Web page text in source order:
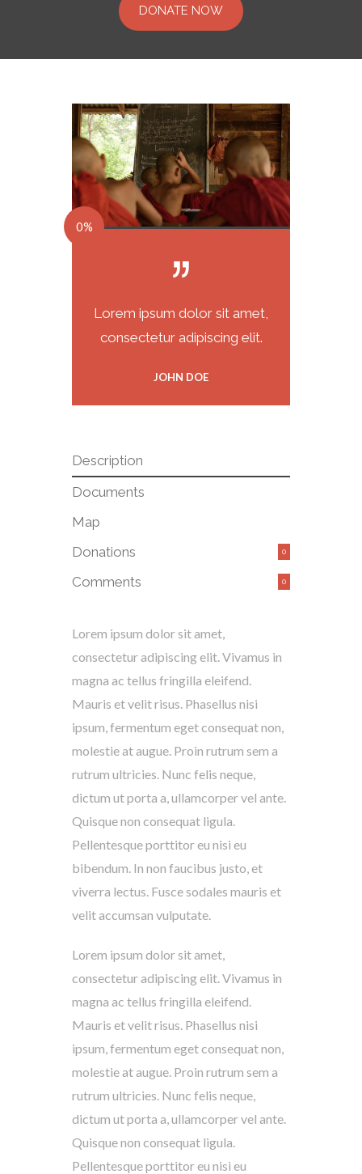
DONATE NOW
0%
Lorem ipsum dolor sit amet,
consectetur adipiscing elit.
JOHN DOE
Description
Documents
Map
Donations
0
Comments 0
Lorem ipsum dolor sit amet,
consectetur adipiscing elit. Vivamus in
magna ac tellus fringilla eleifend.
Mauris et velit risus. Phasellus nisi
ipsum, fermentum eget consequat non,
molestie at augue. Proin rutrum sem a
rutrum ultricies. Nunc felis neque,
dictum ut porta a, ullamcorper vel ante.
Quisque non consequat ligula.
Pellentesque porttitor eu nisi eu
bibendum. In non faucibus justo, et
viverra lectus. Fusce sodales mauris et
velit accumsan vulputate.
Lorem ipsum dolor sit amet,
consectetur adipiscing elit. Vivamus in
magna ac tellus fringilla eleifend.
Mauris et velit risus. Phasellus nisi
ipsum, fermentum eget consequat non,
molestie at augue. Proin rutrum sem a
rutrum ultricies. Nunc felis neque,
dictum ut porta a, ullamcorper vel ante.
Quisque non consequat ligula.
Pellentesque porttitor eu nisi eu